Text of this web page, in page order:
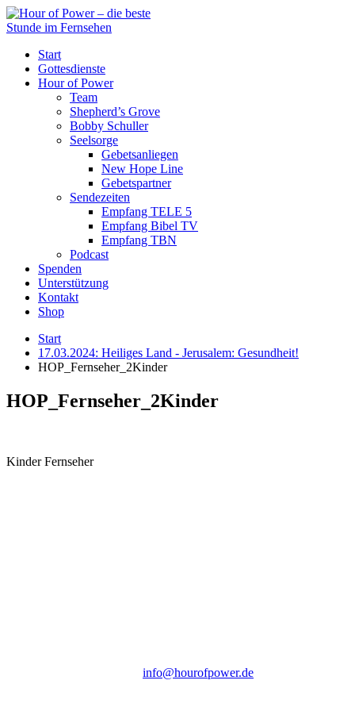
Start
Gottesdienste
Hour of Power
Team
Shepherd’s Grove
Bobby Schuller
Seelsorge
Gebetsanliegen
New Hope Line
Gebetspartner
Sendezeiten
Empfang TELE 5
Empfang Bibel TV
Empfang TBN
Podcast
Spenden
Unterstützung
Kontakt
Shop
Start
17.03.2024: Heiliges Land - Jerusalem: Gesundheit!
HOP_Fernseher_2Kinder
HOP_Fernseher_2Kinder
Kinder Fernseher
info@hourofpower.de